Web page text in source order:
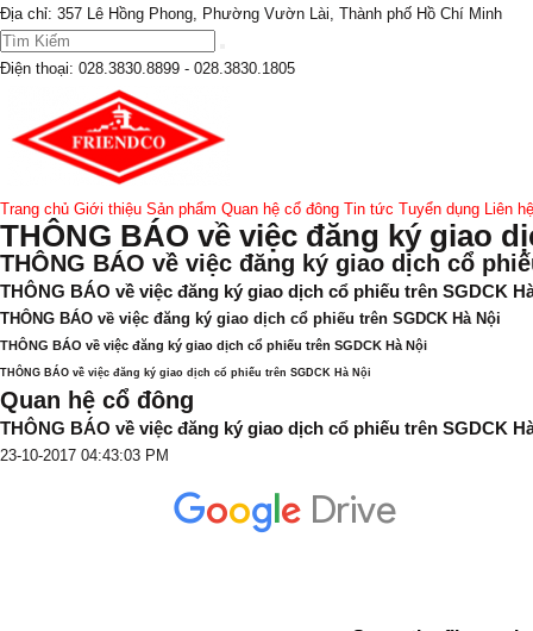
Địa chỉ: 357 Lê Hồng Phong, Phường Vườn Lài, Thành phố Hồ Chí Minh
Điện thoại: 028.3830.8899 - 028.3830.1805
Trang chủ Giới thiệu Sản phẩm Quan hệ cổ đông Tin tức Tuyển dụng Liên hệ
THÔNG BÁO về việc đăng ký giao
THÔNG BÁO về việc đăng ký giao dịch cổ
THÔNG BÁO về việc đăng ký giao dịch cổ phiếu trên SGDCK
THÔNG BÁO về việc đăng ký giao dịch cổ phiếu trên SGDCK Hà Nội
THÔNG BÁO về việc đăng ký giao dịch cổ phiếu trên SGDCK Hà Nội
THÔNG BÁO về việc đăng ký giao dịch cổ phiếu trên SGDCK Hà Nội
Quan hệ cổ đông
THÔNG BÁO về việc đăng ký giao dịch cổ phiếu trên SGDCK
23-10-2017 04:43:03 PM